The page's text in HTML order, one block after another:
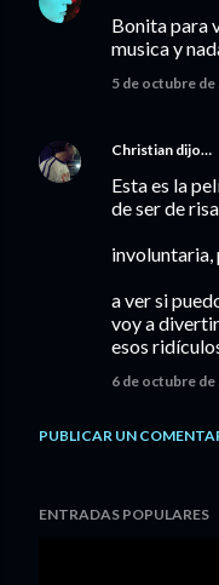
Bonita para
musica y
5 de octubre de
Christian dijo…
Esta es la
de ser de
involuntaria,
a ver si
voy a
esos
6 de octubre de
PUBLICAR UN
ENTRADAS POPULARES